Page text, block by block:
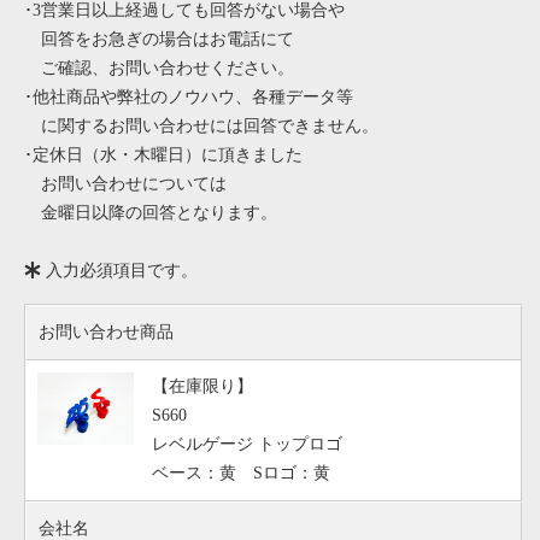
･3営業日以上経過しても回答がない場合や
回答をお急ぎの場合はお電話にて
ご確認、お問い合わせください。
･他社商品や弊社のノウハウ、各種データ等
に関するお問い合わせには回答できません。
･定休日（水・木曜日）に頂きました
お問い合わせについては
金曜日以降の回答となります。
入力必須項目です。
お問い合わせ商品
【在庫限り】
S660
レベルゲージ トップロゴ
ベース：黄 Sロゴ：黄
会社名